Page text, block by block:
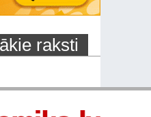
raksti